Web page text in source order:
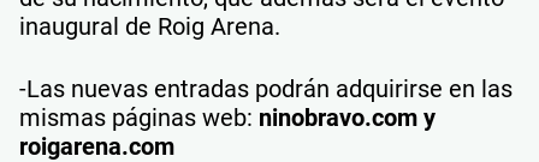
inaugural de Roig Arena.
-Las nuevas entradas podrán adquirirse en las
mismas páginas web: ninobravo.com y
roigarena.com